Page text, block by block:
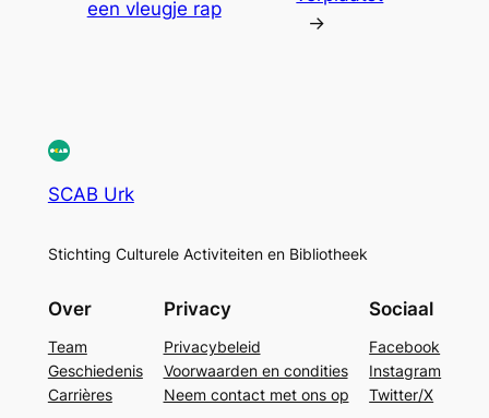
een vleugje rap
→
SCAB Urk
Stichting Culturele Activiteiten en Bibliotheek
Over
Team
Geschiedenis
Carrières
Privacy
Privacybeleid
Voorwaarden en condities
Neem contact met ons op
Sociaal
Facebook
Instagram
Twitter/X